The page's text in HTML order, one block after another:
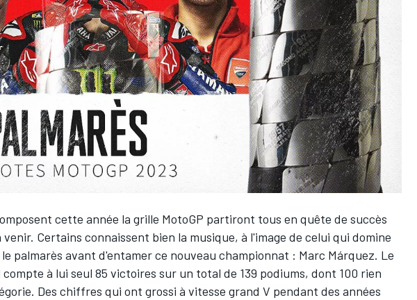
cette année la grille MotoGP partiront tous en quête de succès
Certains connaissent bien la musique, à l'image de celui qui domine
palmarès avant d'entamer ce nouveau championnat : Marc Márquez. Le
à lui seul 85 victoires sur un total de 139 podiums, dont 100 rien
Des chiffres qui ont grossi à vitesse grand V pendant des années